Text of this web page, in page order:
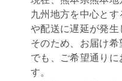
九州地方を中心と
や配送に遅延が発生
そのため、お届け
でも、ご希望通りに
す。